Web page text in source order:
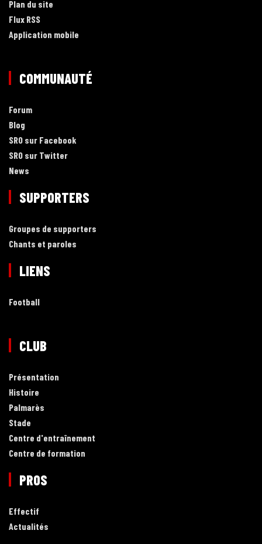
Plan du site
Flux RSS
Application mobile
COMMUNAUTÉ
Forum
Blog
SRO sur Facebook
SRO sur Twitter
News
SUPPORTERS
Groupes de supporters
Chants et paroles
LIENS
Football
CLUB
Présentation
Histoire
Palmarès
Stade
Centre d'entraînement
Centre de formation
PROS
Effectif
Actualités